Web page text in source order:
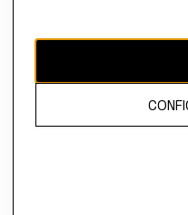
propiedad de H&M Hennes &